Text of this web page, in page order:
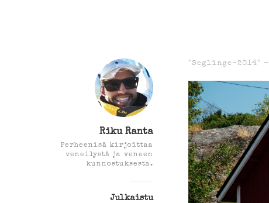
Riku Ranta
Perheenisä kirjoittaa
veneilystä ja veneen
kunnostuksesta.
Julkaistu
"Seglinge-2014" -